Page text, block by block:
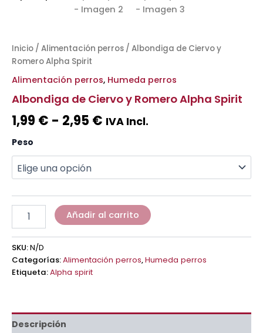
Inicio / Alimentación perros / Albondiga de Ciervo y
Romero Alpha Spirit
Alimentación perros, Humeda perros
Albondiga de Ciervo y Romero Alpha Spirit
1,99 € - 2,95 € IVA Incl.
Peso
Añadir al carrito
SKU:N/D
Categorías:Alimentación perros,Humeda perros
Etiqueta:Alpha spirit
Descripción